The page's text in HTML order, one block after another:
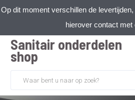
Op dit moment verschillen de
hierover contact met
Sanitair onderdelen
shop